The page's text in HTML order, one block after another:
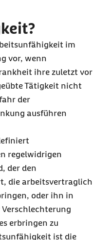
eine
im
vor, wenn
ihre zuletzt vor
Tätigkeit nicht
der
ausführen
regelwidrigen
der den
die arbeitsvertraglich
oder ihn in
erbringen zu
ist die